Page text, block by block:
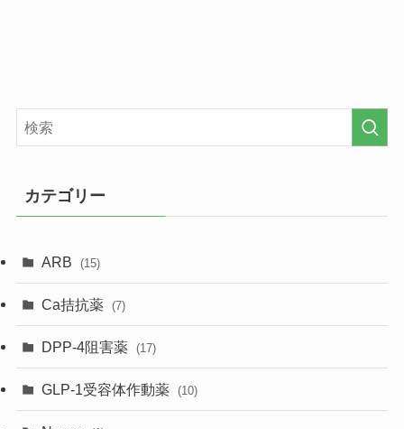
カテゴリー
ARB (15)
Ca拮抗薬 (7)
DPP-4阻害薬 (17)
GLP-1受容体作動薬 (10)